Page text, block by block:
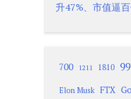
升47%、市值逼
700 1211 1810
Elon Musk FTX